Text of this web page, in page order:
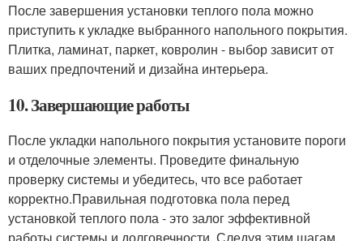
После завершения установки теплого пола можно
приступить к укладке выбранного напольного покрытия.
Плитка, ламинат, паркет, ковролин - выбор зависит от
ваших предпочтений и дизайна интерьера.
10. Завершающие работы
После укладки напольного покрытия установите пороги
и отделочные элементы. Проведите финальную
проверку системы и убедитесь, что все работает
корректно.Правильная подготовка пола перед
установкой теплого пола - это залог эффективной